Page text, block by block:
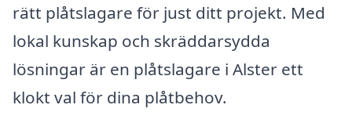
rätt plåtslagare för just ditt projekt. Med
lokal kunskap och skräddarsydda
lösningar är en plåtslagare i Alster ett
klokt val för dina plåtbehov.